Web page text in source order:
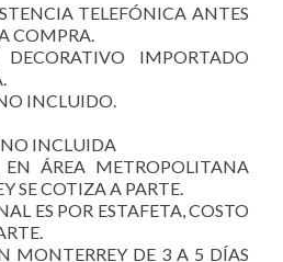
TELEFÓNICA ANTES
COMPRA.
IMPORTADO
INCLUIDO.
INCLUIDA
EN ÁREA METROPOLITANA
SE COTIZA A PARTE.
ES POR ESTAFETA, COSTO
MONTERREY DE 3 A 5 DÍAS